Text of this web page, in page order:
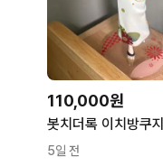
110,000원
5일 전